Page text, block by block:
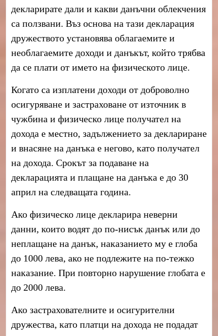
декларирате дали и какви данъчни облекчения
са ползвани. Въз основа на тази декларация
дружеството установява облагаемите и
необлагаемите доходи и данъкът, който трябва
да се плати от името на физическото лице.
Когато са изплатени доходи от доброволно
осигуряване и застраховане от източник в
чужбина и физическо лице получател на
дохода е местно, задължението за деклариране
и внасяне на данъка е негово, като получател
на дохода. Срокът за подаване на
декларацията и плащане на данъка е до 30
април на следващата година.
Ако физическо лице декларира неверни
данни, които водят до по-нисък данък или до
неплащане на данък, наказанието му е глоба
до 1000 лева, ако не подлежите на по-тежко
наказание. При повторно нарушение глобата е
до 2000 лева.
Ако застрахователните и осигурителни
дружества, като платци на дохода не подадат